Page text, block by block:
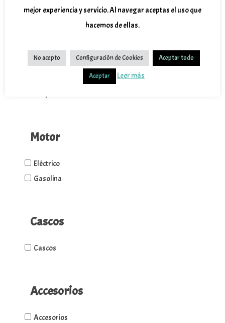
Wottan
Vespa
Motor
Eléctrico
Gasolina
Cascos
Cascos
Accesorios
Accesorios
mejor experiencia y servicio. Al navegar aceptas el uso que
hacemos de ellas.
No acepto Configuración de Cookies Aceptar todo
Aceptar Leer más